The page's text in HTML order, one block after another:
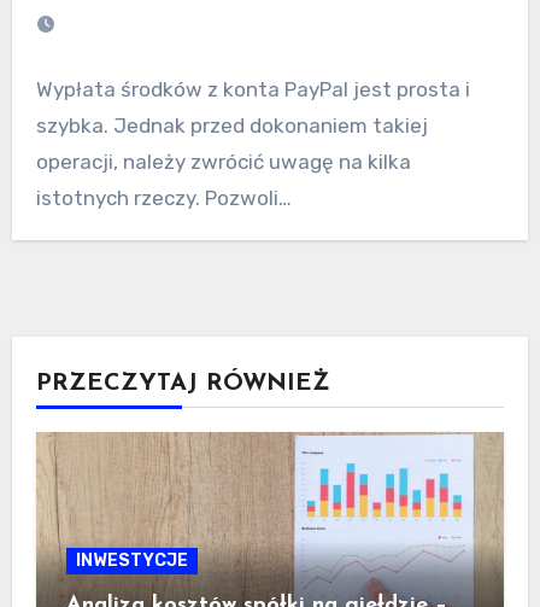
Wypłata środków z konta PayPal jest prosta i
szybka. Jednak przed dokonaniem takiej
operacji, należy zwrócić uwagę na kilka
istotnych rzeczy. Pozwoli…
PRZECZYTAJ RÓWNIEŻ
INWESTYCJE